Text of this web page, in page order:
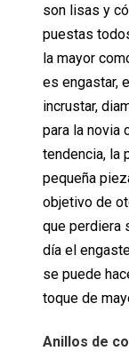
son lisas y
puestas
la mayor
es engastar,
incrustar,
para la novia
tendencia, la
pequeña
objetivo de
que perdiera
día el
se puede
toque de
Anillos de